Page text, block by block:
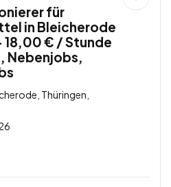
für
in Bleicherode
€ / Stunde
Nebenjobs,
Thüringen,